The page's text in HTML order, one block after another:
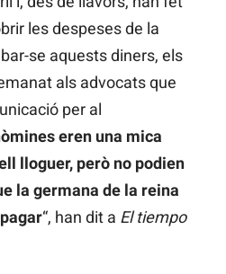
les despeses de la
se aquests diners, els
als advocats que
per al
eren una mica
lloguer, però no podien
la germana de la reina
“, han dit a El tiempo